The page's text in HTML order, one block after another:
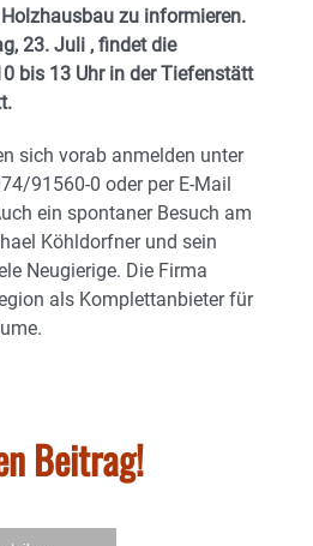
zu informieren.
23. Juli , findet die
bis 13 Uhr in der Tiefenstätt
sich vorab anmelden unter
91560-0 oder per E-Mail
ein spontaner Besuch am
Köhldorfner und sein
Neugierige. Die Firma
als Komplettanbieter für
Beitrag!